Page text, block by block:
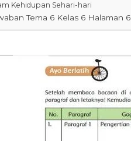
Kehidupan Sehari-hari
Tema 6 Kelas 6 Halaman 6